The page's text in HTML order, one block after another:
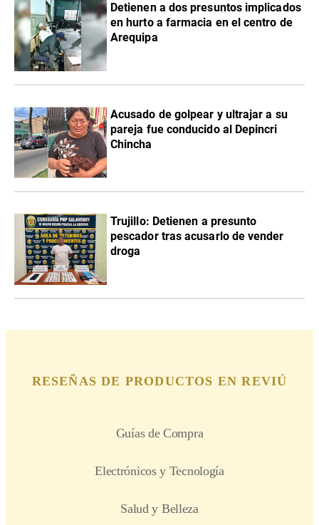
Detienen a dos presuntos implicados
en hurto a farmacia en el centro de
Arequipa
Acusado de golpear y ultrajar a su
pareja fue conducido al Depincri
Chincha
Trujillo: Detienen a presunto
pescador tras acusarlo de vender
droga